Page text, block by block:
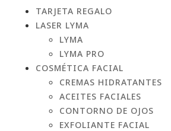
TARJETA REGALO
LASER LYMA
LYMA
LYMA PRO
COSMÉTICA FACIAL
CREMAS HIDRATANTES
ACEITES FACIALES
CONTORNO DE OJOS
EXFOLIANTE FACIAL